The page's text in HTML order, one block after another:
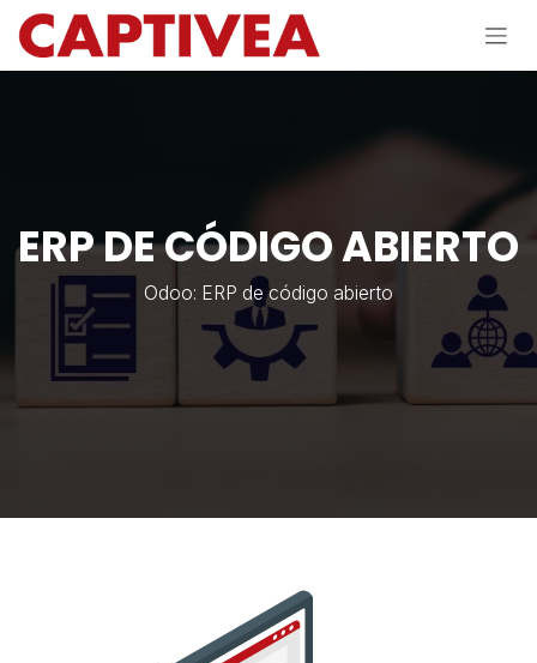
Ir al contenido
ERP DE CÓDIGO ABIERTO
Odoo: ERP de código abierto